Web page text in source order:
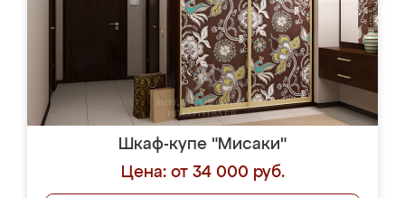
Шкаф-купе "Мисаки"
Цена: от 34 000 руб.